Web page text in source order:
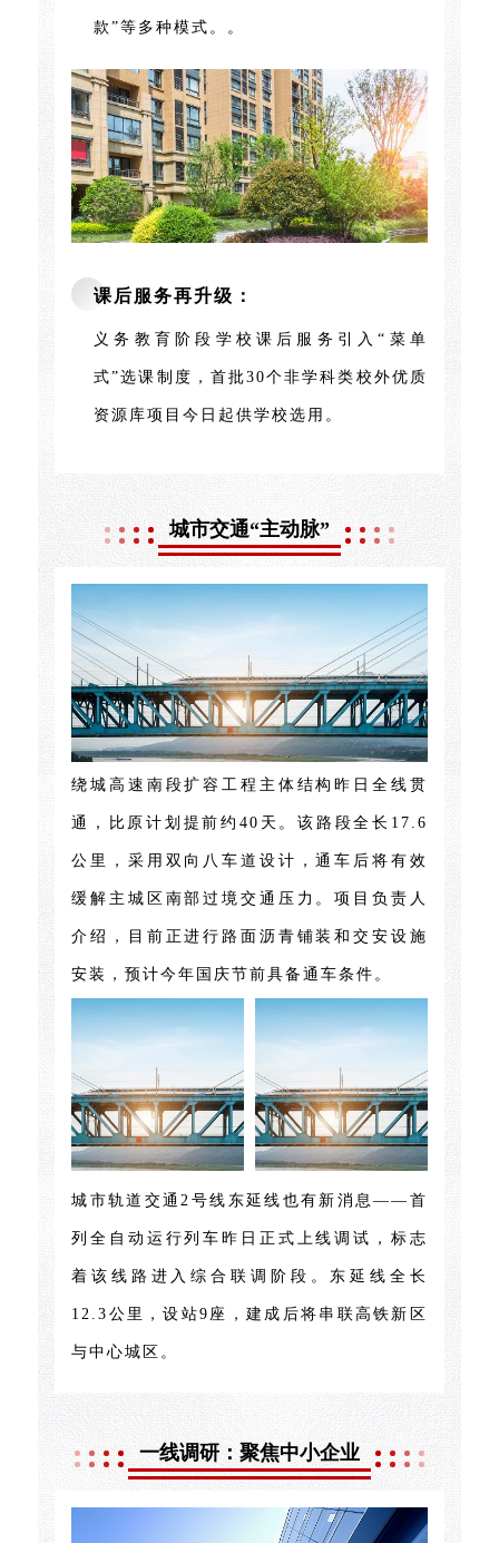
款”等多种模式。。
课后服务再升级：
义务教育阶段学校课后服务引入“菜单
式”选课制度，首批30个非学科类校外优质
资源库项目今日起供学校选用。
城市交通“主动脉”
绕城高速南段扩容工程主体结构昨日全线贯
通，比原计划提前约40天。该路段全长17.6
公里，采用双向八车道设计，通车后将有效
缓解主城区南部过境交通压力。项目负责人
介绍，目前正进行路面沥青铺装和交安设施
安装，预计今年国庆节前具备通车条件。
城市轨道交通2号线东延线也有新消息——首
列全自动运行列车昨日正式上线调试，标志
着该线路进入综合联调阶段。东延线全长
12.3公里，设站9座，建成后将串联高铁新区
与中心城区。
一线调研：聚焦中小企业